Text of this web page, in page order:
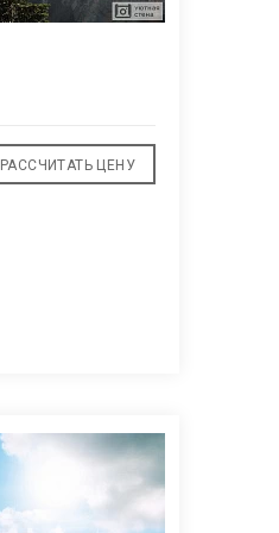
РАССЧИТАТЬ ЦЕНУ